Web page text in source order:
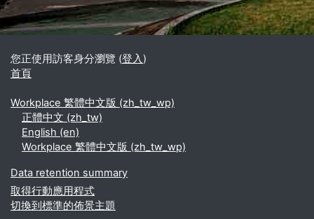
您正使用訪客身分瀏覽 (登入)
首頁
Workplace 繁體中文版 ‎(zh_tw_wp)‎
正體中文 ‎(zh_tw)‎
English ‎(en)‎
Workplace 繁體中文版 ‎(zh_tw_wp)‎
Data retention summary
取得行動應用程式
切換到標準的佈景主題